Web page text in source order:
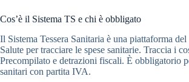
Cos’è il Sistema TS e chi è obbligato
Il Sistema Tessera Sanitaria è una piattaforma
Salute per tracciare le spese sanitarie. Traccia i
Precompilato e detrazioni fiscali. È obbligatorio
sanitari con partita IVA.